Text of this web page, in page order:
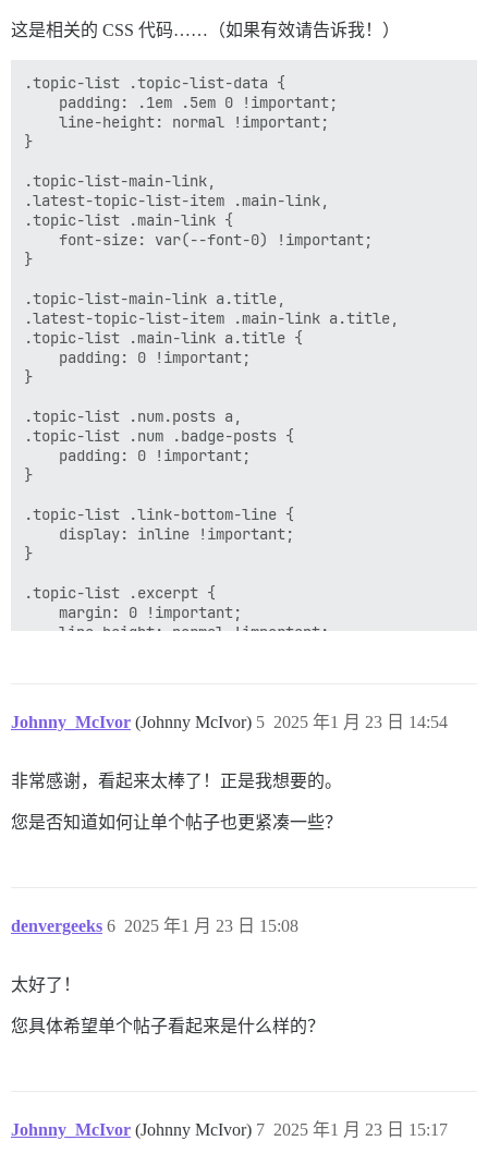
这是相关的 CSS 代码……（如果有效请告诉我！）
.topic-list .topic-list-data {
    padding: .1em .5em 0 !important;
    line-height: normal !important;
}
.topic-list-main-link,
.latest-topic-list-item .main-link,
.topic-list .main-link {
    font-size: var(--font-0) !important;
}
.topic-list-main-link a.title,
.latest-topic-list-item .main-link a.title,
.topic-list .main-link a.title {
    padding: 0 !important;
}
.topic-list .num.posts a,
.topic-list .num .badge-posts {
    padding: 0 !important;
}
.topic-list .link-bottom-line {
    display: inline !important;
}
.topic-list .excerpt {
    margin: 0 !important;
    line-height: normal !important;
    max-width: 146px !important;
Johnny_McIvor (Johnny McIvor) 2025 年1 月 23 日 14:54
5
非常感谢，看起来太棒了！正是我想要的。
您是否知道如何让单个帖子也更紧凑一些？
denvergeeks 2025 年1 月 23 日 15:08
6
太好了！
您具体希望单个帖子看起来是什么样的？
Johnny_McIvor (Johnny McIvor) 2025 年1 月 23 日 15:17
7